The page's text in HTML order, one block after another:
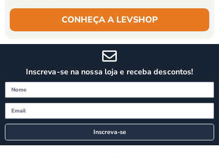
CONHEÇA A LEVSHOP
Inscreva-se na nossa loja e receba descontos!
Inscreva-se